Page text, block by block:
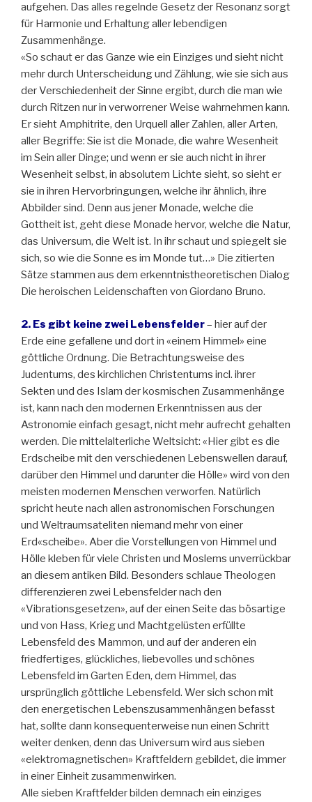
aufgehen. Das alles regelnde Gesetz der Resonanz sorgt
für Harmonie und Erhaltung aller lebendigen
Zusammenhänge.
«So schaut er das Ganze wie ein Einziges und sieht nicht
mehr durch Unterscheidung und Zählung, wie sie sich aus
der Verschiedenheit der Sinne ergibt, durch die man wie
durch Ritzen nur in verworrener Weise wahrnehmen kann.
Er sieht Amphitrite, den Urquell aller Zahlen, aller Arten,
aller Begriffe: Sie ist die Monade, die wahre Wesenheit
im Sein aller Dinge; und wenn er sie auch nicht in ihrer
Wesenheit selbst, in absolutem Lichte sieht, so sieht er
sie in ihren Hervorbringungen, welche ihr ähnlich, ihre
Abbilder sind. Denn aus jener Monade, welche die
Gottheit ist, geht diese Monade hervor, welche die Natur,
das Universum, die Welt ist. In ihr schaut und spiegelt sie
sich, so wie die Sonne es im Monde tut…» Die zitierten
Sätze stammen aus dem erkenntnistheoretischen Dialog
Die heroischen Leidenschaften von Giordano Bruno.
2. Es gibt keine zwei Lebensfelder– hier auf der
Erde eine gefallene und dort in «einem Himmel» eine
göttliche Ordnung. Die Betrachtungsweise des
Judentums, des kirchlichen Christentums incl. ihrer
Sekten und des Islam der kosmischen Zusammenhänge
ist, kann nach den modernen Erkenntnissen aus der
Astronomie einfach gesagt, nicht mehr aufrecht gehalten
werden. Die mittelalterliche Weltsicht: «Hier gibt es die
Erdscheibe mit den verschiedenen Lebenswellen darauf,
darüber den Himmel und darunter die Hölle» wird von den
meisten modernen Menschen verworfen. Natürlich
spricht heute nach allen astronomischen Forschungen
und Weltraumsateliten niemand mehr von einer
Erd«scheibe». Aber die Vorstellungen von Himmel und
Hölle kleben für viele Christen und Moslems unverrückbar
an diesem antiken Bild. Besonders schlaue Theologen
differenzieren zwei Lebensfelder nach den
«Vibrationsgesetzen», auf der einen Seite das bösartige
und von Hass, Krieg und Machtgelüsten erfüllte
Lebensfeld des Mammon, und auf der anderen ein
friedfertiges, glückliches, liebevolles und schönes
Lebensfeld im Garten Eden, dem Himmel, das
ursprünglich göttliche Lebensfeld. Wer sich schon mit
den energetischen Lebenszusammenhängen befasst
hat, sollte dann konsequenterweise nun einen Schritt
weiter denken, denn das Universum wird aus sieben
«elektromagnetischen» Kraftfeldern gebildet, die immer
in einer Einheit zusammenwirken.
Alle sieben Kraftfelder bilden demnach ein einziges